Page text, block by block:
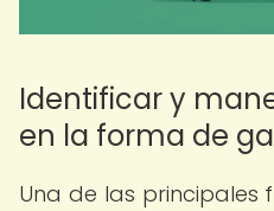
Identificar y
en la forma de
Una de las principales